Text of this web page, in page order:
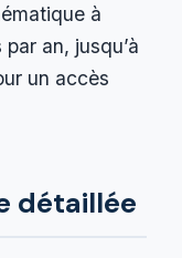
à
an, jusqu’à
un accès
détaillée